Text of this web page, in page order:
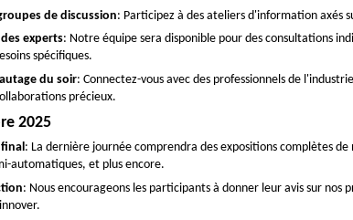
de discussion: Participez à des ateliers d'information axés
experts: Notre équipe sera disponible pour des consultations
spécifiques.
du soir: Connectez-vous avec des professionnels de
précieux.
2025
: La dernière journée comprendra des expositions complètes
automatiques, et plus encore.
: Nous encourageons les participants à donner leur avis sur